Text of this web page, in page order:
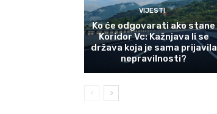
VIJESTI
Ko će odgovarati ako stane
Koridor Vc: Kažnjava li se
država koja je sama prijavila
nepravilnosti?